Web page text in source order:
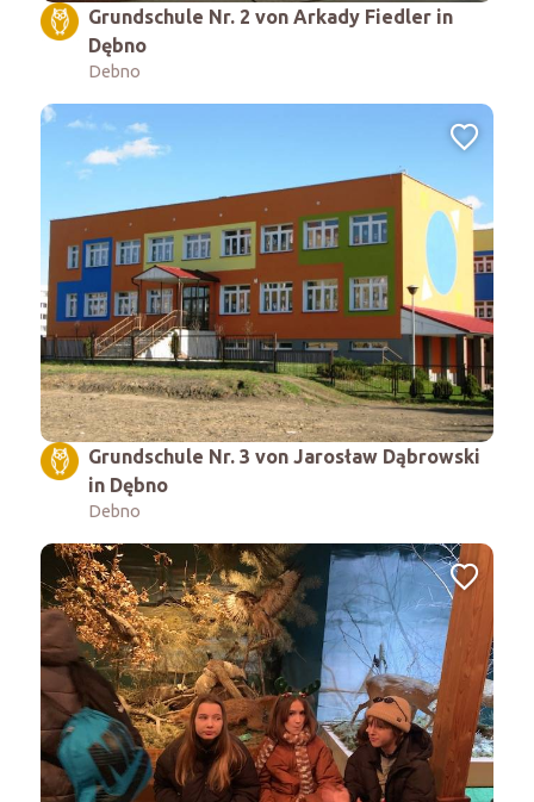
Grundschule Nr. 2 von Arkady Fiedler in
Dębno
Debno
Grundschule Nr. 3 von Jarosław Dąbrowski
in Dębno
Debno